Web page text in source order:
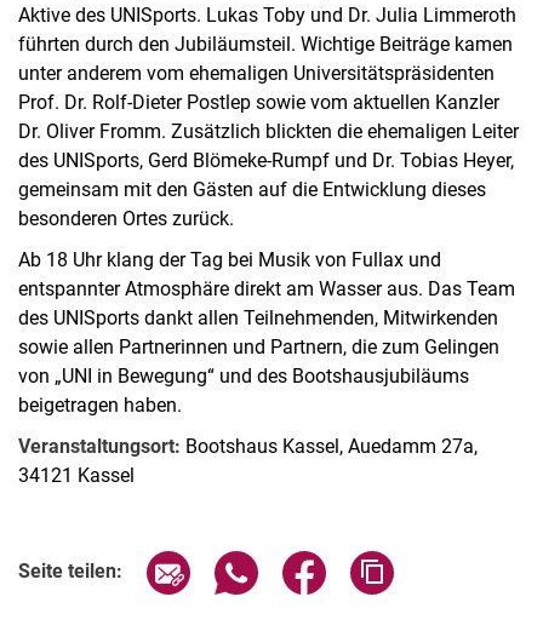
Aktive des UNISports. Lukas Toby und Dr. Julia Limmeroth
führten durch den Jubiläumsteil. Wichtige Beiträge kamen
unter anderem vom ehemaligen Universitätspräsidenten
Prof. Dr. Rolf-Dieter Postlep sowie vom aktuellen Kanzler
Dr. Oliver Fromm. Zusätzlich blickten die ehemaligen Leiter
des UNISports, Gerd Blömeke-Rumpf und Dr. Tobias Heyer,
gemeinsam mit den Gästen auf die Entwicklung dieses
besonderen Ortes zurück.
Ab 18 Uhr klang der Tag bei Musik von Fullax und
entspannter Atmosphäre direkt am Wasser aus. Das Team
des UNISports dankt allen Teilnehmenden, Mitwirkenden
sowie allen Partnerinnen und Partnern, die zum Gelingen
von „UNI in Bewegung“ und des Bootshausjubiläums
beigetragen haben.
Veranstaltungsort: Bootshaus Kassel, Auedamm 27a,
34121 Kassel
Seite teilen: Seite über E-Mail teilen
Seite über WhatsApp teilen
Seite über Facebook